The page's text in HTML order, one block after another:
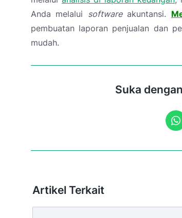
Anda melalui softwareakuntansi.
pembuatan laporan penjualan dan
mudah.
Suka
Artikel Terkait